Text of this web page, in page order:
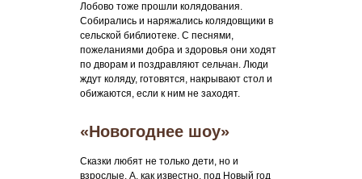
Лобово тоже прошли колядования.
Собирались и наряжались колядовщики в
сельской библиотеке. С песнями,
пожеланиями добра и здоровья они ходят
по дворам и поздравляют сельчан. Люди
ждут коляду, готовятся, накрывают стол и
обижаются, если к ним не заходят.
«Новогоднее шоу»
Сказки любят не только дети, но и
взрослые. А, как известно, под Новый год